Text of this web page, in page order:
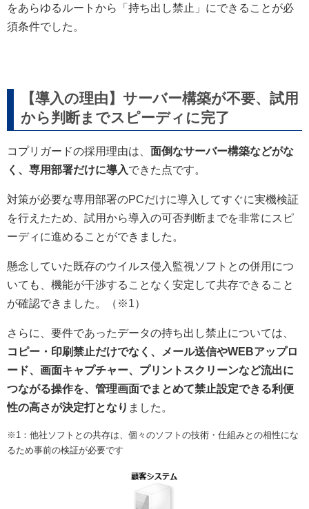
をあらゆるルートから「持ち出し禁止」にできることが必
須条件でした。
【導入の理由】サーバー構築が不要、試用
から判断までスピーディに完了
コプリガードの採用理由は、 面倒なサーバー構築などがな
く、専用部署だけに導入できた点です。
対策が必要な専用部署のPCだけに導入してすぐに実機検証
を行えたため、試用から導入の可否判断までを非常にスピ
ーディに進めることができました。
懸念していた既存のウイルス侵入監視ソフトとの併用につ
いても、機能が干渉することなく安定して共存できること
が確認できました。（※1）
さらに、要件であったデータの持ち出し禁止については、
コピー・印刷禁止だけでなく、メール送信やWEBアップロ
ード、画面キャプチャー、プリントスクリーンなど流出に
つながる操作を、管理画面でまとめて禁止設定できる利便
性の高さが決定打となり ました。
※1：他社ソフトとの共存は、個々のソフトの技術・仕組みとの相性にな
るため事前の検証が必要です